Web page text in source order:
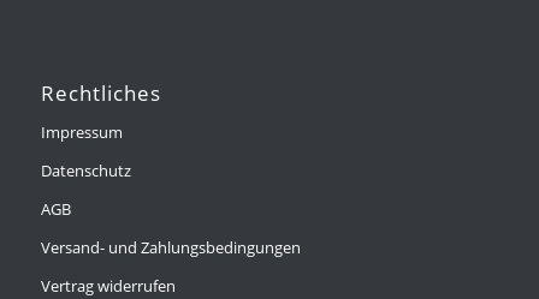
Rechtliches
Impressum
Datenschutz
AGB
Versand- und Zahlungsbedingungen
Vertrag widerrufen